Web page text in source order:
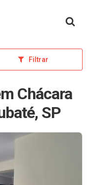
Filtrar
Chácara
SP